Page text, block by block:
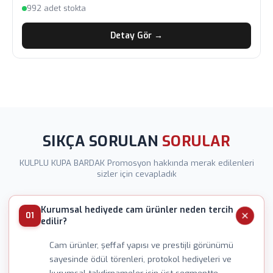
992 adet stokta
Detay Gör →
SIKÇA SORULAN SORULAR
KULPLU KUPA BARDAK Promosyon hakkında merak edilenleri
sizler için cevapladık
01
Kurumsal hediyede cam ürünler neden tercih
edilir?
Cam ürünler, şeffaf yapısı ve prestijli görünümü
sayesinde ödül törenleri, protokol hediyeleri ve